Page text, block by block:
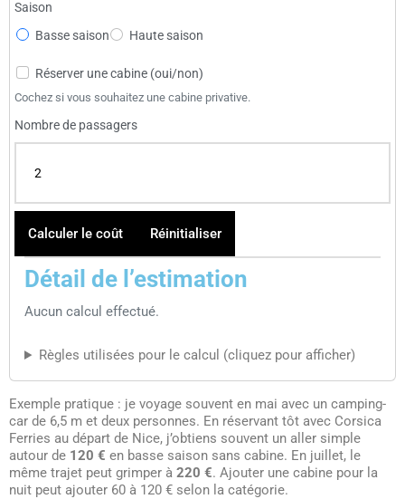
Saison
Basse saison
Haute saison
Réserver une cabine (oui/non)
Cochez si vous souhaitez une cabine privative.
Nombre de passagers
Calculer le coût Réinitialiser
Détail de l’estimation
Aucun calcul effectué.
Règles utilisées pour le calcul (cliquez pour afficher)
Exemple pratique : je voyage souvent en mai avec un camping-
car de 6,5 m et deux personnes. En réservant tôt avec Corsica
Ferries au départ de Nice, j’obtiens souvent un aller simple
autour de 120 € en basse saison sans cabine. En juillet, le
même trajet peut grimper à 220 €. Ajouter une cabine pour la
nuit peut ajouter 60 à 120 € selon la catégorie.